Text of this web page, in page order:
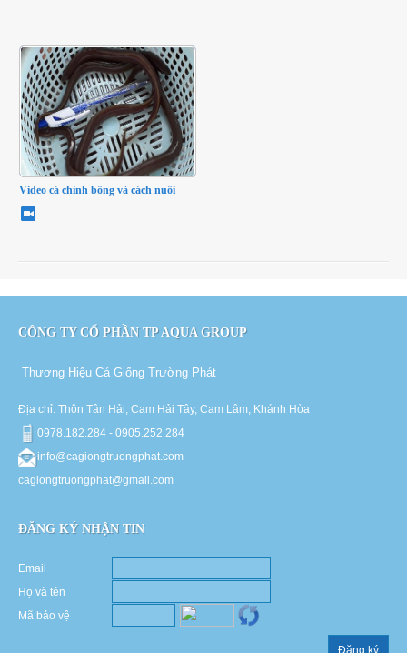
Video cá chình bông và cách nuôi
CÔNG TY CỔ PHẦN TP AQUA GROUP
Thương Hiệu Cá Giống Trường Phát
Địa chỉ: Thôn Tân Hải, Cam Hải Tây, Cam Lâm, Khánh Hòa
0978.182.284 - 0905.252.284
info@cagiongtruongphat.com
cagiongtruongphat@gmail.com
ĐĂNG KÝ NHẬN TIN
Email
Họ và tên
Mã bảo vệ
Đăng ký